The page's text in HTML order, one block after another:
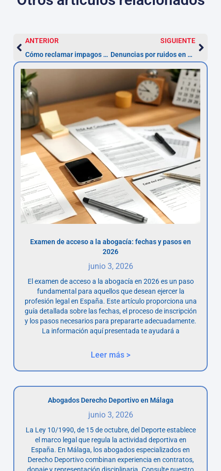
ANTERIOR
Cómo reclamar impagos en Madrid | Abogados expertos
SIGUIENTE
Denuncias por ruidos en Madrid: pasos y abogados especializados
Examen de acceso a la abogacía: fechas y pasos en
2026
junio 3, 2026
El examen de acceso a la abogacía en 2026 es un paso
fundamental para aquellos que desean ejercer la
profesión legal en España. Este artículo proporciona una
guía detallada sobre las fechas, el proceso de inscripción
y los pasos necesarios para prepararte adecuadamente.
La información aquí presentada te ayudará a
Leer más >
Abogados Derecho Deportivo en Málaga
junio 3, 2026
La Ley 10/1990, de 15 de octubre, del Deporte establece
el marco legal que regula la actividad deportiva en
España. En Málaga, los abogados especializados en
Derecho Deportivo combinan experiencia en contratos,